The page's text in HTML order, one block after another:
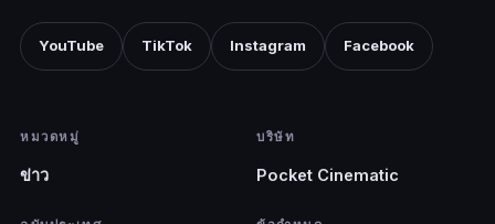
YouTube TikTok Instagram Facebook
หมวดหมู่
ข่าว
บริษัท
Pocket Cinematic